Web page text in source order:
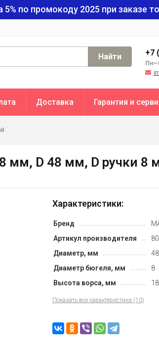
5% по промокоду 2025 при заказе
+7
Найти
Доставка Гарантия и
мм, D 48 мм, D ручки 8
Характеристики:
Бренд
Артикул производителя
Диаметр, мм
48
Диаметр бюгеля, мм
8
Высота ворса, мм
18
Показать все характеристики (10)